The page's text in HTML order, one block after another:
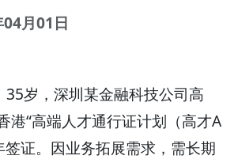
月01日
岁，深圳某金融科技公司高
港“高端人才通行证计划（高才A
签证。因业务拓展需求，需长期